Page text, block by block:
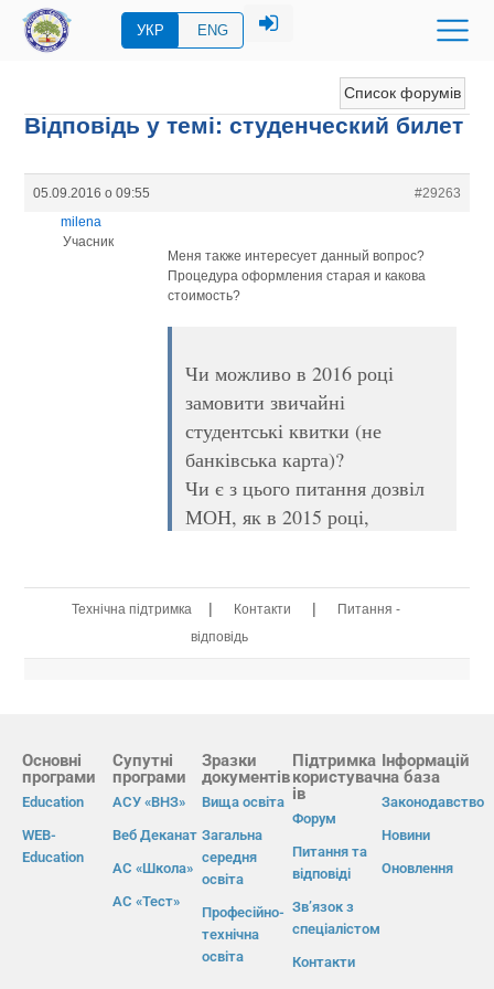
УКР ENG
Список форумів
Відповідь у темі: студенческий билет
05.09.2016 о 09:55
#29263
milena
Учасник
Меня также интересует данный вопрос?
Процедура оформления старая и какова
стоимость?
Чи можливо в 2016 році
замовити звичайні
студентські квитки (не
банківська карта)?
Чи є з цього питання дозвіл
МОН, як в 2015 році,
Технічна підтримка | Контакти |
Питання -
відповідь
Основні
програми
Education
WEB-
Education
Супутні
програми
АСУ «ВНЗ»
Веб Деканат
АС «Школа»
АС «Тест»
Зразки
документів
Вища освіта
Загальна
середня
освіта
Професійно-
технічна
освіта
Підтримка
користувач
ів
Форум
Питання та
відповіді
Зв’язок з
спеціалістом
Контакти
Інформацій
на база
Законодавство
Новини
Оновлення